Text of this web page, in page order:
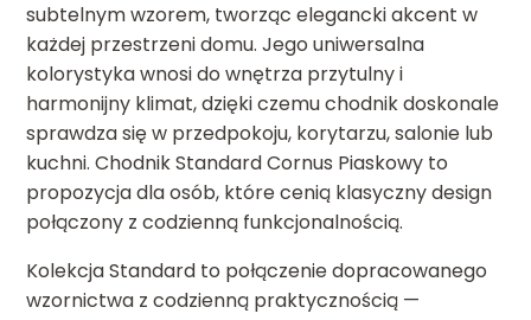
subtelnym wzorem, tworząc elegancki akcent w
każdej przestrzeni domu. Jego uniwersalna
kolorystyka wnosi do wnętrza przytulny i
harmonijny klimat, dzięki czemu chodnik doskonale
sprawdza się w przedpokoju, korytarzu, salonie lub
kuchni. Chodnik Standard Cornus Piaskowy to
propozycja dla osób, które cenią klasyczny design
połączony z codzienną funkcjonalnością.
Kolekcja Standard to połączenie dopracowanego
wzornictwa z codzienną praktycznością —